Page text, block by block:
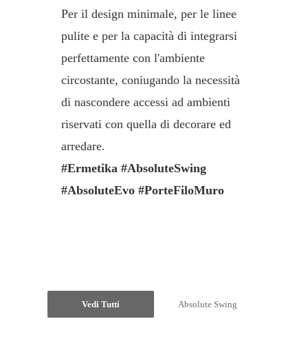
Per il design minimale, per le linee
pulite e per la capacità di integrarsi
perfettamente con l'ambiente
circostante, coniugando la necessità
di nascondere accessi ad ambienti
riservati con quella di decorare ed
arredare.
#Ermetika #AbsoluteSwing
#AbsoluteEvo #PorteFiloMuro
Vedi Tutti Absolute Swing